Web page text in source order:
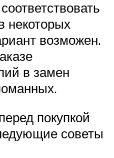
некоторых
возможен.
в замен
покупкой
советы